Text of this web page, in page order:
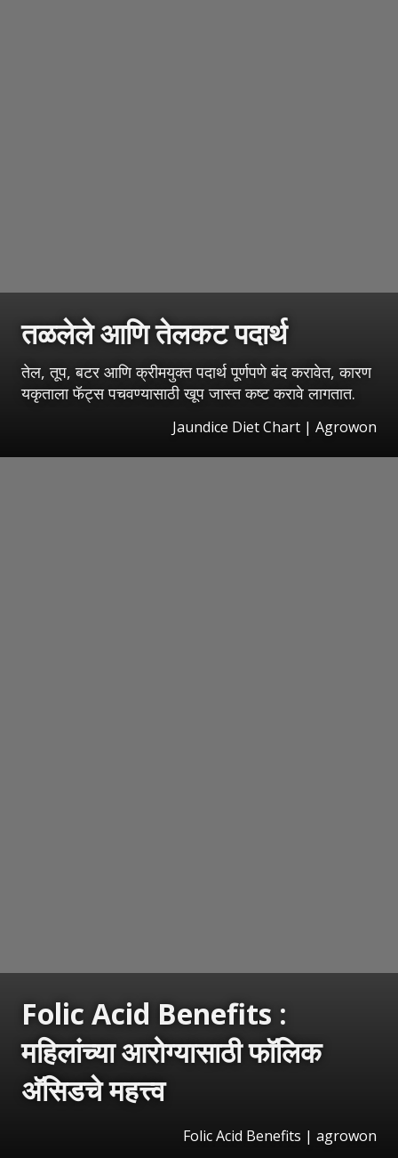
तळलेले आणि तेलकट पदार्थ
तेल, तूप, बटर आणि क्रीमयुक्त पदार्थ पूर्णपणे बंद करावेत, कारण
यकृताला फॅट्स पचवण्यासाठी खूप जास्त कष्ट करावे लागतात.
Jaundice Diet Chart | Agrowon
Folic Acid Benefits :
महिलांच्या आरोग्यासाठी फॉलिक
अ‍ॅसिडचे महत्त्व
Folic Acid Benefits | agrowon